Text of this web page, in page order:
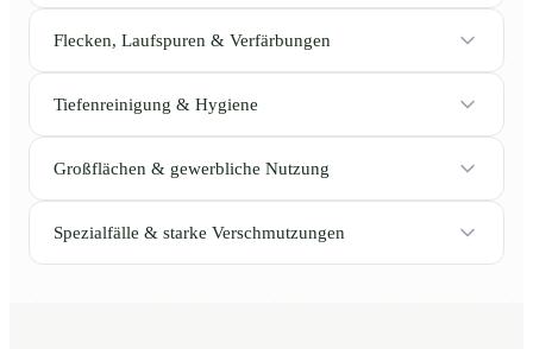
Flecken, Laufspuren & Verfärbungen
Tiefenreinigung & Hygiene
Großflächen & gewerbliche Nutzung
Spezialfälle & starke Verschmutzungen